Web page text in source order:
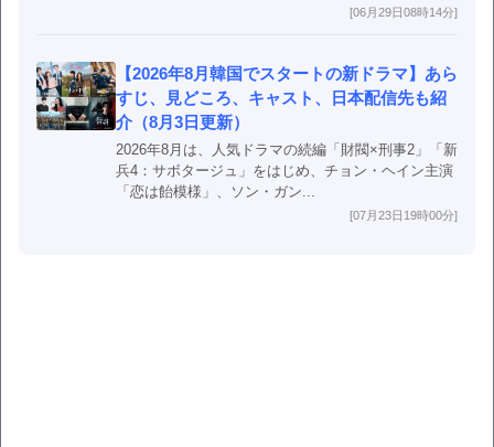
[06月29日08時14分]
【2026年8月韓国でスタートの新ドラマ】あら
すじ、見どころ、キャスト、日本配信先も紹
介（8月3日更新）
2026年8月は、人気ドラマの続編「財閥×刑事2」「新
兵4：サボタージュ」をはじめ、チョン・ヘイン主演
「恋は飴模様」、ソン・ガン...
[07月23日19時00分]